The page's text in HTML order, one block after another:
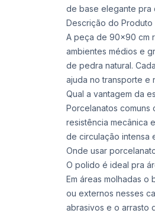
de base elegante pra
Descrição do Produto
A peça de 90x90 cm
ambientes médios e
de pedra natural.
ajuda no transporte e
Qual a vantagem da
Porcelanatos comuns
resistência mecânica
de circulação intensa
Onde usar
O polido é ideal pra
Em áreas molhadas
ou externos nesses
abrasivos e o arrasto